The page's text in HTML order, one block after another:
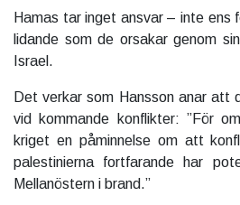
Hamas tar inget ansvar – inte ens
lidande som de orsakar genom
Israel.
Det verkar som Hansson anar att
vid kommande konflikter: ”För
kriget en påminnelse om att
palestinierna fortfarande har
Mellanöstern i brand.”